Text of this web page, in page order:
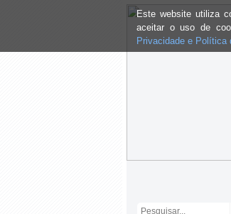
Este website utiliza
aceitar o uso de
Privacidade e Política